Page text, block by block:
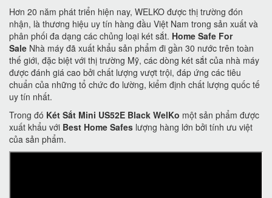
Hơn 20 năm phát triển hiện nay, WELKO được thị trường đón
nhận, là thương hiệu uy tín hàng đầu Việt Nam trong sản xuất và
phân phối đa dạng các chủng loại két sắt. Home Safe For
Sale Nhà máy đã xuất khẩu sản phẩm đi gần 30 nước trên toàn
thế giới, đặc biệt với thị trường Mỹ, các dòng két sắt của nhà máy
được đánh giá cao bởi chất lượng vượt trội, đáp ứng các tiêu
chuẩn của những tổ chức đo lường, kiểm định chất lượng quốc tế
uy tín nhất.
Trong đó Két Sắt Mini US52E Black WelKo một sản phẩm được
xuất khẩu với Best Home Safes lượng hàng lớn bởi tính ưu việt
của sản phẩm.